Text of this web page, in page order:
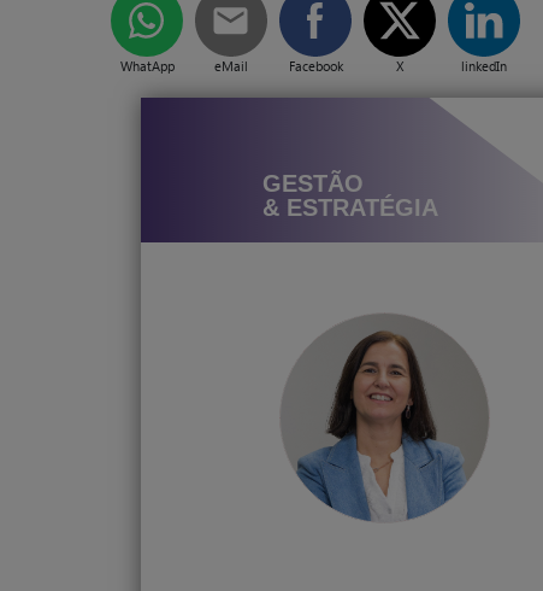
WhatApp eMail Facebook X linkedIn
GESTÃO
& ESTRATÉGIA